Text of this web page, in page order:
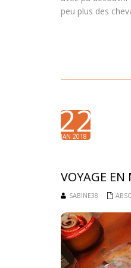
peu plus des
22
JAN 2018
VOYAGE EN
SABINE38